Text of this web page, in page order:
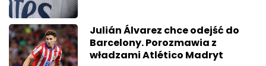
Julián Álvarez chce odejść do
Barcelony. Porozmawia z
władzami Atlético Madryt